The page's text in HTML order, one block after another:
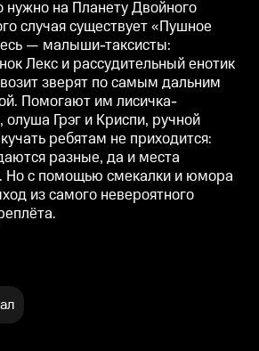
разные,
тоже. Но
юмора
самого
лисичка-всезнайка Триша,
олуша Грэг и Криспи, ручной
грибок в банке. Скучать
ребятам не приходится:
пассажиры попадаются разные,
да и места назначения тоже. Но
с помощью смекалки и юмора
друзья найдут выход из самого
невероятного космического
переплёта.
нужно на Планету Двойного
случая существует «Пушное
— малыши-таксисты:
Лекс и рассудительный енотик
зверят по самым дальним
Помогают им лисичка-
олуша Грэг и Криспи, ручной
ребятам не приходится:
разные, да и места
Но с помощью смекалки и юмора
из самого невероятного